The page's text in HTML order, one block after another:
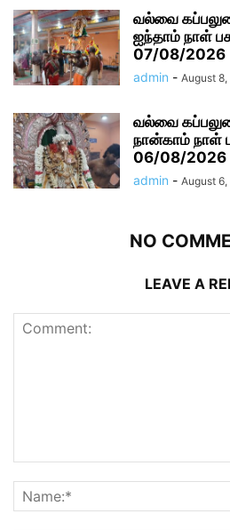
வல்வை
ஐந்தாம் நாள்
07/08/2026
admin - August
வல்வை
நான்காம் நாள்
06/08/2026
admin - August
NO
LEAVE A